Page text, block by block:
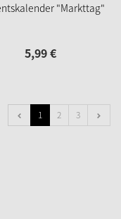
"Markttag"
5,99€
1 2 3